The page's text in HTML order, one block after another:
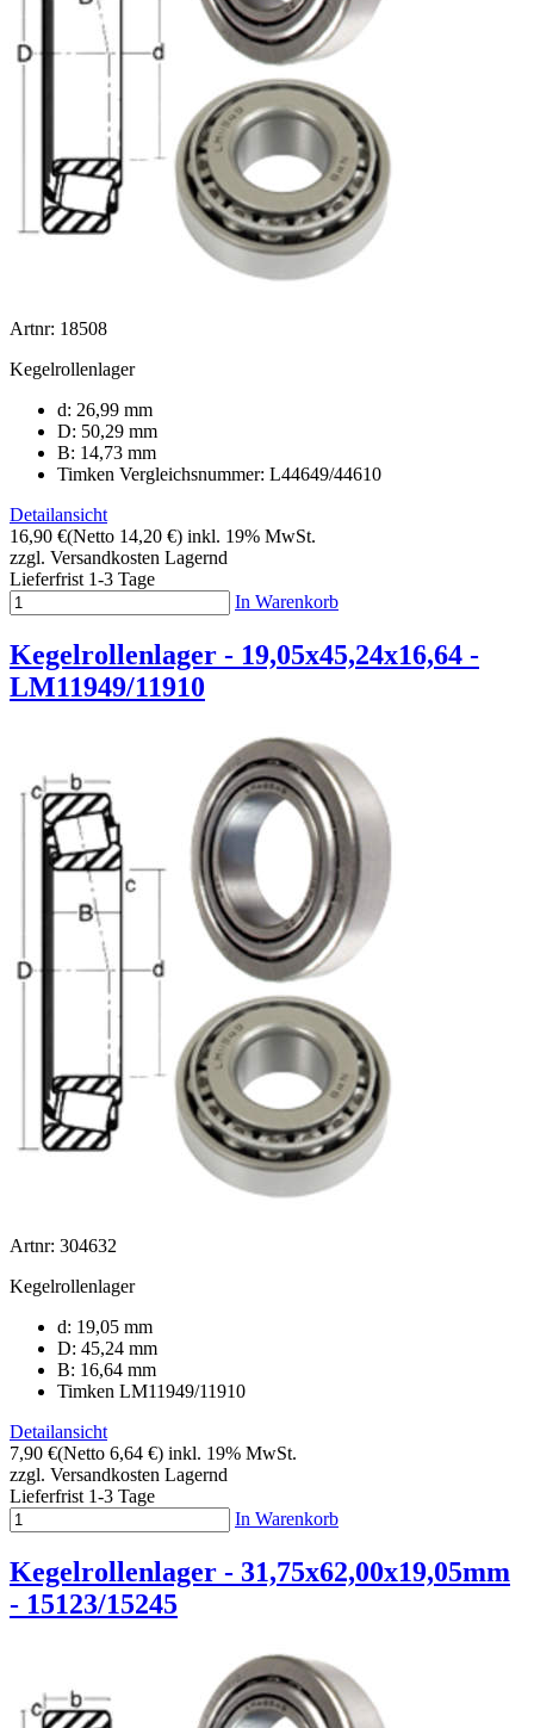
Artnr: 18508
Kegelrollenlager
d: 26,99 mm
D: 50,29 mm
B: 14,73 mm
Timken Vergleichsnummer: L44649/44610
Detailansicht
16,90 €(Netto 14,20 €) inkl. 19% MwSt.
zzgl. Versandkosten Lagernd
Lieferfrist 1-3 Tage
In Warenkorb
Kegelrollenlager - 19,05x45,24x16,64 -
LM11949/11910
Artnr: 304632
Kegelrollenlager
d: 19,05 mm
D: 45,24 mm
B: 16,64 mm
Timken LM11949/11910
Detailansicht
7,90 €(Netto 6,64 €) inkl. 19% MwSt.
zzgl. Versandkosten Lagernd
Lieferfrist 1-3 Tage
In Warenkorb
Kegelrollenlager - 31,75x62,00x19,05mm
- 15123/15245